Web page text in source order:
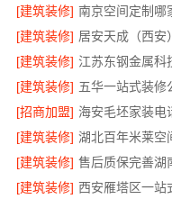
[建筑装修] 南京空间定制哪
[建筑装修]
[建筑装修] 江苏东钢金属科
[建筑装修]
[招商加盟] 海安毛坯家装电
[建筑装修]
[建筑装修] 售后质保完善湖
[建筑装修] 西安雁塔区一站